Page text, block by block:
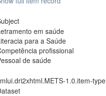
em saúde
para a Saúde
profissional
de saúde
1.0.item-type